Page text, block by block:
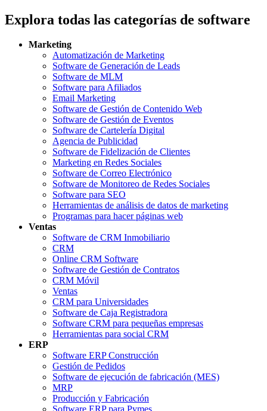
Explora todas las categorías de software
Marketing
Automatización de Marketing
Software de Generación de Leads
Software de MLM
Software para Afiliados
Email Marketing
Software de Gestión de Contenido Web
Software de Gestión de Eventos
Software de Cartelería Digital
Agencia de Publicidad
Software de Fidelización de Clientes
Marketing en Redes Sociales
Software de Correo Electrónico
Software de Monitoreo de Redes Sociales
Software para SEO
Herramientas de análisis de datos de marketing
Programas para hacer páginas web
Ventas
Software de CRM Inmobiliario
CRM
Online CRM Software
Software de Gestión de Contratos
CRM Móvil
Ventas
CRM para Universidades
Software de Caja Registradora
Software CRM para pequeñas empresas
Herramientas para social CRM
ERP
Software ERP Construcción
Gestión de Pedidos
Software de ejecución de fabricación (MES)
MRP
Producción y Fabricación